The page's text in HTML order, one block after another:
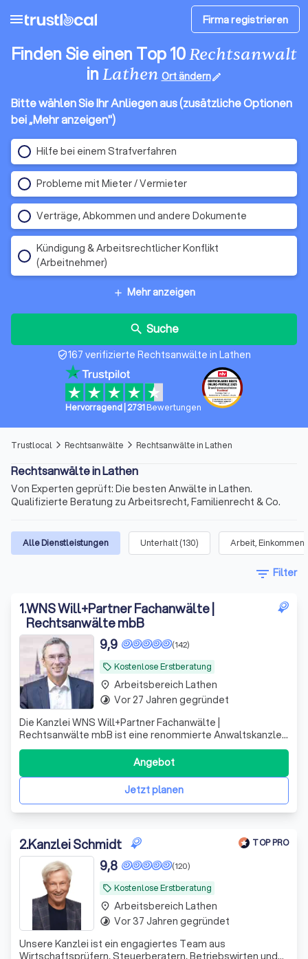
menu Firma registrieren
Finden Sie einen Top 10Rechtsanwalt
inLathen Ort ändernedit
Bitte wählen Sie Ihr Anliegen aus (zusätzliche Optionen
bei „Mehr anzeigen")
Hilfe bei einem Strafverfahren
Probleme mit Mieter / Vermieter
Verträge, Abkommen und andere Dokumente
Kündigung & Arbeitsrechtlicher Konflikt
(Arbeitnehmer)
add Mehr anzeigen
search Suche
verified_user167 verifizierte Rechtsanwälte in Lathen
Hervorragend| 2731 Bewertungen
Trustlocal arrow_forward_ios Rechtsanwälte arrow_forward_ios Rechtsanwälte in Lathen
Rechtsanwälte in Lathen
Von Experten geprüft: Die besten Anwälte in Lathen.
Qualifizierte Beratung zu Arbeitsrecht, Familienrecht & Co.
Alle Dienstleistungen Unterhalt(130) Arbeit, Einkommen
filter_list Filter
1.WNS Will+Partner Fachanwälte |
Rechtsanwälte mbB
local_offer Kostenlose Erstberatung
(142)
9,9
Die Kanzlei WNS Will+Partner Fachanwälte |
Rechtsanwälte mbB ist eine renommierte Anwaltskanzlei,
deren Berufsträger sich auf verschiedene Rechtsgebiete
spezialisiert haben, die sie zu Ihrem Nutzen bündeln.
Unsere erfahrenen Anwälte, Herr Andreas Will, Herr
Gordon Neumann und Herr Dr. Frank Andresen
Jetzt planen
Angebot
place Arbeitsbereich Lathen
timelapse Vor 27 Jahren gegründet
2.Kanzlei Schmidt TOP PRO
local_offer Kostenlose Erstberatung
(120)
9,8
Unsere Kanzlei ist ein engagiertes Team aus
Wirtschaftsprüfern, Steuerberatern, Betriebswirten und
place Arbeitsbereich Lathen
timelapse Vor 37 Jahren gegründet